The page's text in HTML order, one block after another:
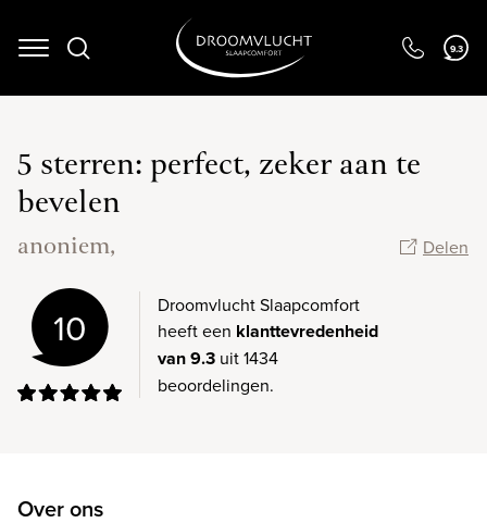
Navigation 9.3
5 sterren: perfect, zeker aan te
bevelen
anoniem, Delen
10
Droomvlucht Slaapcomfort
heeft een klanttevredenheid
van 9.3 uit 1434
beoordelingen.
Over ons